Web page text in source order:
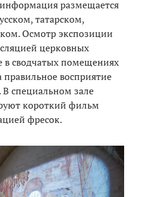
размещается
татарском,
Осмотр экспозиции
церковных
в сводчатых помещениях
правильное восприятие
специальном зале
короткий фильм
фресок.